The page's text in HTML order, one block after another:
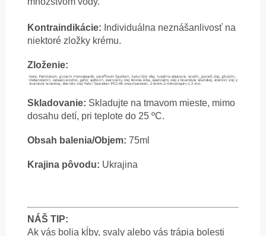
Kontraindikácie: Individuálna neznášanlivosť na
niektoré zložky krému.
Zloženie:
Skladovanie: Skladujte na tmavom mieste, mimo
dosahu detí, pri teplote do 25 ºC.
Obsah balenia/Objem: 75ml
Krajina pôvodu: Ukrajina
NÁŠ TIP:
Ak vás bolia kĺby, svaly alebo vás trápia bolesti